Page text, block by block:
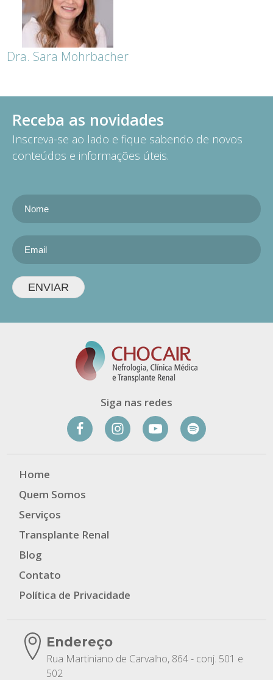
Dra. Sara Mohrbacher
Receba as novidades
Inscreva-se ao lado e fique sabendo de novos
conteúdos e informações úteis.
ENVIAR
Siga nas redes
Home
Quem Somos
Serviços
Transplante Renal
Blog
Contato
Política de Privacidade
Endereço
Rua Martiniano de Carvalho, 864 - conj. 501 e
502